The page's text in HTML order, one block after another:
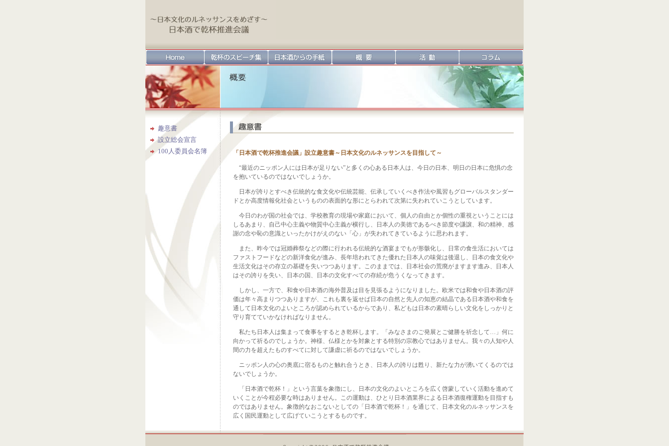
趣意書
設立総会宣言
100人委員会名簿
「日本酒で乾杯推進会議」設立趣意書～日本文化のルネッサンスを目指して～
“最近のニッポン人には日本が足りない”と多くの心ある日本人は、今日の日本、明日の日本に危惧の念
を抱いているのではないでしょうか。
日本が誇りとすべき伝統的な食文化や伝統芸能、伝承していくべき作法や風習もグローバルスタンダー
ドとか高度情報化社会というものの表面的な形にとらわれて次第に失われていこうとしています。
今日のわが国の社会では、学校教育の現場や家庭において、個人の自由とか個性の重視ということには
しるあまり、自己中心主義や物質中心主義が横行し、日本人の美徳であるべき節度や謙譲、和の精神、感
謝の念や恥の意識といったかけがえのない「心」が失われてきているように思われます。
また、昨今では冠婚葬祭などの際に行われる伝統的な酒宴までもが形骸化し、日常の食生活においては
ファストフードなどの新洋食化が進み、長年培われてきた優れた日本人の味覚は後退し、日本の食文化や
生活文化はその存立の基礎を失いつつあります。このままでは、日本社会の荒廃がますます進み、日本人
はその誇りを失い、日本の国、日本の文化すべての存続が危うくなってきます。
しかし、一方で、和食や日本酒の海外普及は目を見張るようになりました。欧米では和食や日本酒の評
価は年々高まりつつありますが、これも裏を返せば日本の自然と先人の知恵の結晶である日本酒や和食を
通して日本文化のよいところが認められているからであり、私どもは日本の素晴らしい文化をしっかりと
守り育てていかなければなりません。
私たち日本人は集まって食事をするとき乾杯します。「みなさまのご発展とご健勝を祈念して…」何に
向かって祈るのでしょうか。神様、仏様とかを対象とする特別の宗教心ではありません。我々の人知や人
間の力を超えたものすべてに対して謙虚に祈るのではないでしょうか。
ニッポン人の心の奥底に宿るものと触れ合うとき、日本人の誇りは甦り、新たな力が湧いてくるのでは
ないでしょうか。
「日本酒で乾杯！」という言葉を象徴にし、日本の文化のよいところを広く啓蒙していく活動を進めて
いくことが今程必要な時はありません。この運動は、ひとり日本酒業界による日本酒復権運動を目指すも
のではありません。象徴的なおこないとしての「日本酒で乾杯！」を通じて、日本文化のルネッサンスを
広く国民運動として広げていこうとするものです。